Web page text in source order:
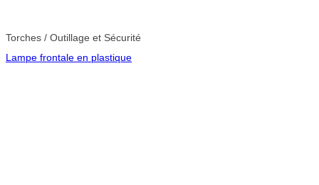
Torches / Outillage et Sécurité
Lampe frontale en plastique